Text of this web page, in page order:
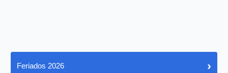
Feriados 2026 ›